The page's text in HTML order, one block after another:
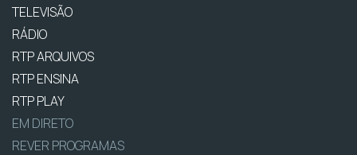
TELEVISÃO
RÁDIO
RTP ARQUIVOS
RTP ENSINA
RTP PLAY
EM DIRETO
REVER PROGRAMAS